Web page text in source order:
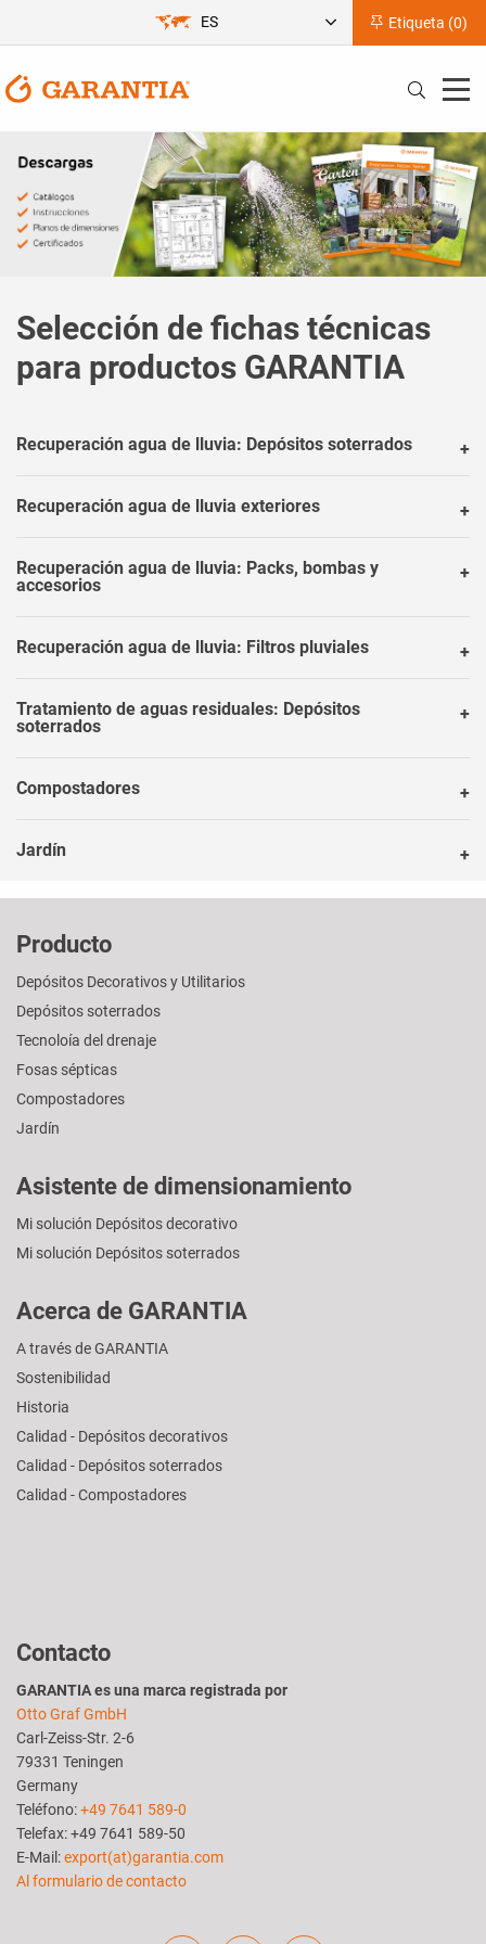
Etiqueta (0)
ES
Selección de fichas técnicas
para productos GARANTIA
Recuperación agua de lluvia: Depósitos soterrados
Recuperación agua de lluvia exteriores
Recuperación agua de lluvia: Packs, bombas y
accesorios
Recuperación agua de lluvia: Filtros pluviales
Tratamiento de aguas residuales: Depósitos
soterrados
Compostadores
Jardín
Producto
Depósitos Decorativos y Utilitarios
Depósitos soterrados
Tecnoloía del drenaje
Fosas sépticas
Compostadores
Jardín
Asistente de dimensionamiento
Mi solución Depósitos decorativo
Mi solución Depósitos soterrados
Acerca de GARANTIA
A través de GARANTIA
Sostenibilidad
Historia
Calidad - Depósitos decorativos
Calidad - Depósitos soterrados
Calidad - Compostadores
Contacto
GARANTIA es una marca registrada por
Otto Graf GmbH
Carl-Zeiss-Str. 2-6
79331 Teningen
Germany
Teléfono:+49 7641 589-0
Telefax: +49 7641 589-50
E-Mail:export(at)garantia.com
Al formulario de contacto